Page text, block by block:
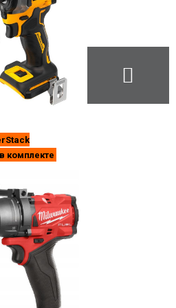
комплекте